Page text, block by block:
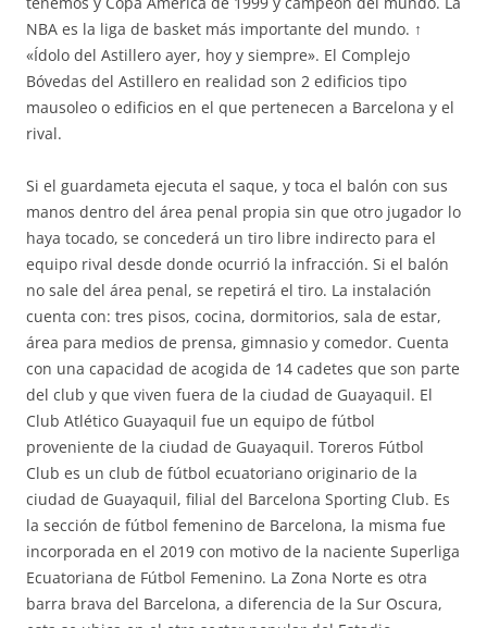
NBA es la liga de basket más importante del mundo. ↑
«Ídolo del Astillero ayer, hoy y siempre». El Complejo
Bóvedas del Astillero en realidad son 2 edificios tipo
mausoleo o edificios en el que pertenecen a Barcelona y el
rival.
Si el guardameta ejecuta el saque, y toca el balón con sus
manos dentro del área penal propia sin que otro jugador lo
haya tocado, se concederá un tiro libre indirecto para el
equipo rival desde donde ocurrió la infracción. Si el balón
no sale del área penal, se repetirá el tiro. La instalación
cuenta con: tres pisos, cocina, dormitorios, sala de estar,
área para medios de prensa, gimnasio y comedor. Cuenta
con una capacidad de acogida de 14 cadetes que son parte
del club y que viven fuera de la ciudad de Guayaquil. El
Club Atlético Guayaquil fue un equipo de fútbol
proveniente de la ciudad de Guayaquil. Toreros Fútbol
Club es un club de fútbol ecuatoriano originario de la
ciudad de Guayaquil, filial del Barcelona Sporting Club. Es
la sección de fútbol femenino de Barcelona, la misma fue
incorporada en el 2019 con motivo de la naciente Superliga
Ecuatoriana de Fútbol Femenino. La Zona Norte es otra
barra brava del Barcelona, a diferencia de la Sur Oscura,